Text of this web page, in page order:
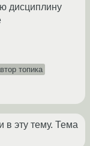
дисциплину
топика
в эту тему. Тема